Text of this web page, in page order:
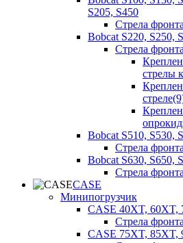
S205, S450
Стрела
Bobcat S220, S250,
Стрела
стрелы
Bobcat S510, S530,
Стрела
Bobcat S630, S650,
Стрела
CASE
Минипогрузчик
CASE 40XT, 60XT,
Стрела
CASE 75XT, 85XT,